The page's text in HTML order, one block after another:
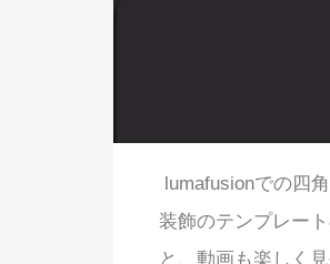
lumafusionでの四
装飾のテンプレー
と、動画も楽しく